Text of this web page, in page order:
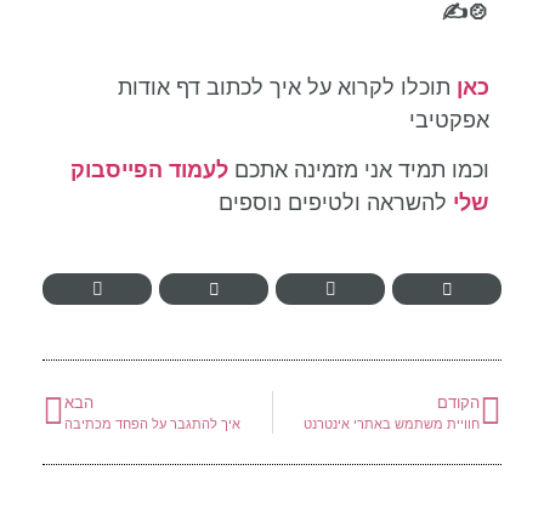
🍲✍️
כאן תוכלו לקרוא על איך לכתוב דף אודות
אפקטיבי
וכמו תמיד אני מזמינה אתכם לעמוד הפייסבוק
שלי להשראה ולטיפים נוספים
הקודם
חוויית משתמש באתרי אינטרנט
הבא
איך להתגבר על הפחד מכתיבה